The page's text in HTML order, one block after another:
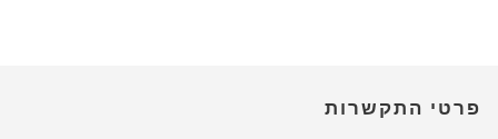
פרטי התקשרות